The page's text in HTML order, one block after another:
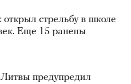
стрельбу в школе
Еще 15 ранены
предупредил